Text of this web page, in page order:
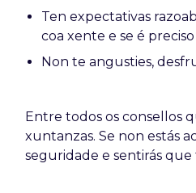
Ten expectativas
coa xente e se é
Non te angusties,
Entre todos os consellos
xuntanzas. Se non estás
seguridade e sentirás